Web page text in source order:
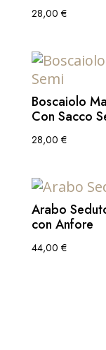
28,00 €
Boscaiolo
Con Sacco
28,00 €
Arabo
con Anfore
44,00 €